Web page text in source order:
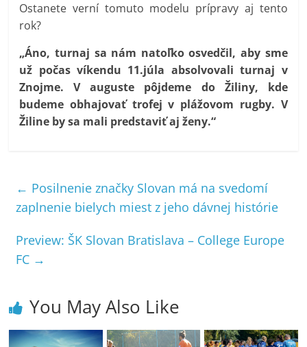
Ostanete verní tomuto modelu prípravy aj tento
rok?
„Áno, turnaj sa nám natoľko osvedčil, aby sme
už počas víkendu 11.júla absolvovali turnaj v
Znojme. V auguste pôjdeme do Žiliny, kde
budeme obhajovať trofej v plážovom rugby. V
Žiline by sa mali predstaviť aj ženy.“
← Posilnenie značky Slovan má na svedomí
zaplnenie bielych miest z jeho dávnej histórie
Preview: ŠK Slovan Bratislava – College Europe
FC →
You May Also Like